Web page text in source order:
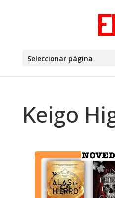
Seleccionar página
Keigo